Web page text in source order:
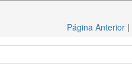
Página Anterior |